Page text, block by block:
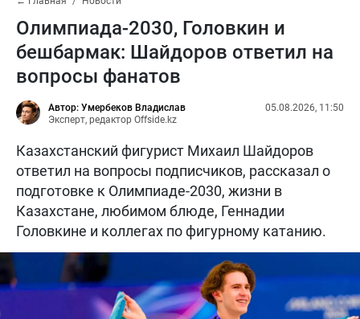
Олимпиада-2030, Головкин и
бешбармак: Шайдоров ответил на
вопросы фанатов
Автор: Умербеков Владислав
Эксперт, редактор Offside.kz
05.08.2026, 11:50
Казахстанский фигурист Михаил Шайдоров
ответил на вопросы подписчиков, рассказал о
подготовке к Олимпиаде-2030, жизни в
Казахстане, любимом блюде, Геннадии
Головкине и коллегах по фигурному катанию.